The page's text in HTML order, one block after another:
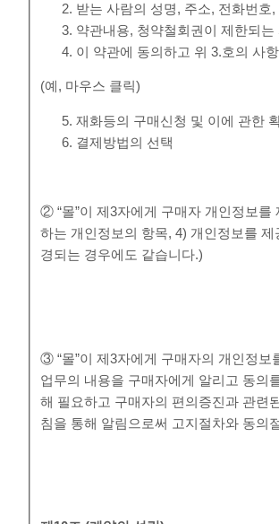
받는 사람의 성명, 주소, 전화번
약관내용, 청약철회권이 제한되
이 약관에 동의하고 위 3.호의 사
(예, 마우스 클릭)
재화등의 구매신청 및 이에 관한
결제방법의 선택
② “몰”이 제3자에게 구매자 개인정보
하는 개인정보의 항목, 4) 개인정보를
경되는 경우에도 같습니다.)
③ “몰”이 제3자에게 구매자의 개인정
업무의 내용을 구매자에게 알리고 동의
해 필요하고 구매자의 편의증진과 관련
침을 통해 알림으로써 고지절차와 동의